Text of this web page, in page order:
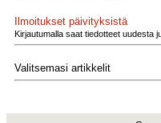
Ilmoitukset päivityksistä
Kirjautumalla saat tiedotteet uudesta
Valitsemasi artikkelit